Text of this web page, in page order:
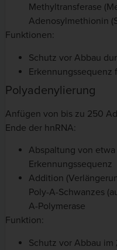
Methyltransferase
Adenosylmethionin
Funktionen:
Schutz vor Abbau
Erkennungssequenz
Polyadenylierung
Anfügen von bis zu 250
Ende der hnRNA:
Abspaltung von
Erkennungssequenz
Addition
Poly-A-Schwanzes
A-Polymerase
Funktion:
Schutz vor Abbau im